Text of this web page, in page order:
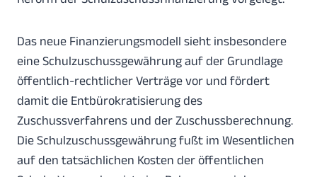
Das neue Finanzierungsmodell sieht insbesondere
eine Schulzuschussgewährung auf der Grundlage
öffentlich-rechtlicher Verträge vor und fördert
damit die Entbürokratisierung des
Zuschussverfahrens und der Zuschussberechnung.
Die Schulzuschussgewährung fußt im Wesentlichen
auf den tatsächlichen Kosten der öffentlichen